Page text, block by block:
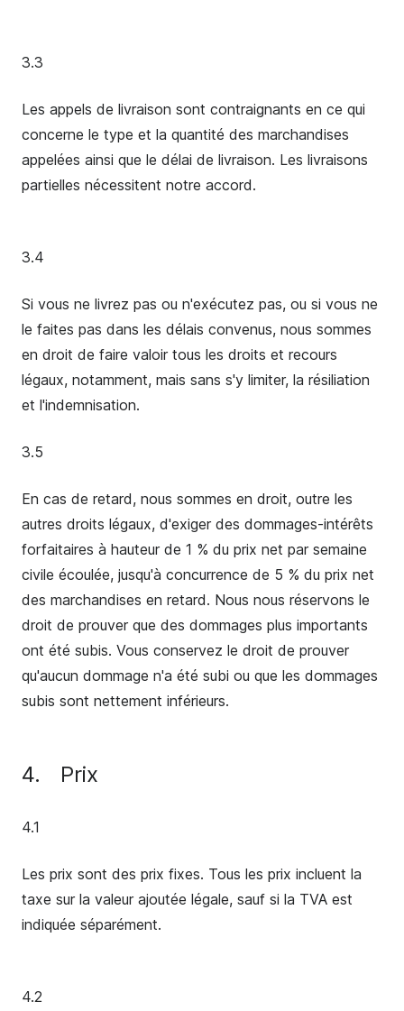
3.3
Les appels de livraison sont contraignants en ce qui
concerne le type et la quantité des marchandises
appelées ainsi que le délai de livraison. Les livraisons
partielles nécessitent notre accord.
3.4
Si vous ne livrez pas ou n'exécutez pas, ou si vous ne
le faites pas dans les délais convenus, nous sommes
en droit de faire valoir tous les droits et recours
légaux, notamment, mais sans s'y limiter, la résiliation
et l'indemnisation.
3.5
En cas de retard, nous sommes en droit, outre les
autres droits légaux, d'exiger des dommages-intérêts
forfaitaires à hauteur de 1 % du prix net par semaine
civile écoulée, jusqu'à concurrence de 5 % du prix net
des marchandises en retard. Nous nous réservons le
droit de prouver que des dommages plus importants
ont été subis. Vous conservez le droit de prouver
qu'aucun dommage n'a été subi ou que les dommages
subis sont nettement inférieurs.
4. Prix
4.1
Les prix sont des prix fixes. Tous les prix incluent la
taxe sur la valeur ajoutée légale, sauf si la TVA est
indiquée séparément.
4.2